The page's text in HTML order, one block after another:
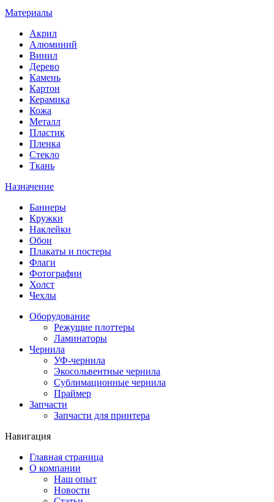
Материалы
Акрил
Алюминий
Винил
Дерево
Камень
Картон
Керамика
Кожа
Металл
Пластик
Пленка
Стекло
Ткань
Назначение
Баннеры
Кружки
Наклейки
Обои
Плакаты и постеры
Флаги
Фотографии
Холст
Чехлы
Оборудование
Режущие плоттеры
Ламинаторы
Чернила
УФ-чернила
Экосольвентные чернила
Сублимационные чернила
Праймер
Запчасти
Запчасти для принтера
Навигация
Главная страница
О компании
Наш опыт
Новости